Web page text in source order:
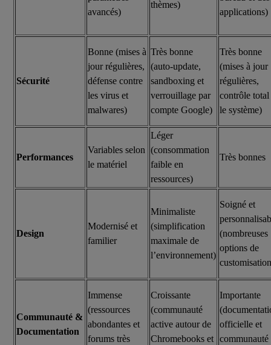
avancés)
thèmes)
applications)
Sécurité
Bonne (mises à
jour régulières,
défense contre
les virus et
malwares)
Très bonne
(auto-update,
sandboxing et
verrouillage par
compte Google)
Très bonne
(mises à jour
régulières,
contrôle total
le système)
Performances
Variables selon
le matériel
Léger
(consommation
faible en
ressources)
Très bonnes
Design
Modernisé et
familier
Minimaliste
(simplification
maximale de
l’environnement)
Soigné et
(nombreuses
options de
Communauté &
Documentation
Immense
(ressources
abondantes et
forums très
Croissante
(communauté
active autour de
Chromebooks et
Importante
officielle et
communauté